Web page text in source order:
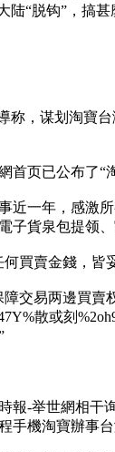
“脱钩”，搞
称，谋划淘寶
首页已公布了“
近一年，感激
貨泉包提领
買賣金錢，
交易两邊買
散或刻
報-举世網相干
手機淘寶辦事